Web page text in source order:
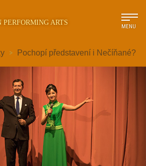
PERFORMING ARTS
MENU
> Pochopí představení i Nečíňané?